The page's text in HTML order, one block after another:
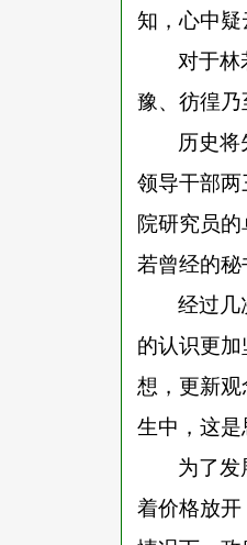
知，心中
对于林
豫、彷徨乃
历史将
领导干部
院研究员
若曾经的
经过几
的认识更
想，更新
生中，这
为了发
着价格放